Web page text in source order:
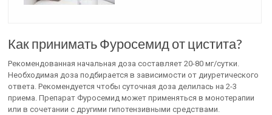
Как принимать Фуросемид от цистита?
Рекомендованная начальная доза составляет 20-80 мг/сутки.
Необходимая доза подбирается в зависимости от диуретического
ответа. Рекомендуется чтобы суточная доза делилась на 2-3
приема. Препарат Фуросемид может применяться в монотерапии
или в сочетании с другими гипотензивными средствами.